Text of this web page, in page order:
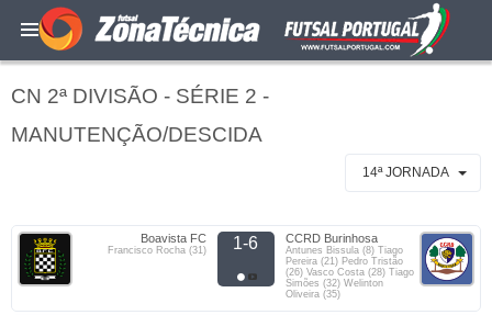
CN 2ª DIVISÃO - SÉRIE 2 -
MANUTENÇÃO/DESCIDA
14ª JORNADA
Boavista FC
Francisco Rocha (31) 1-6 CCRD Burinhosa
Antunes Bissula (8) Tiago
Pereira (21) Pedro Tristão
(26) Vasco Costa (28) Tiago
Simões (32) Welinton
Oliveira (35)